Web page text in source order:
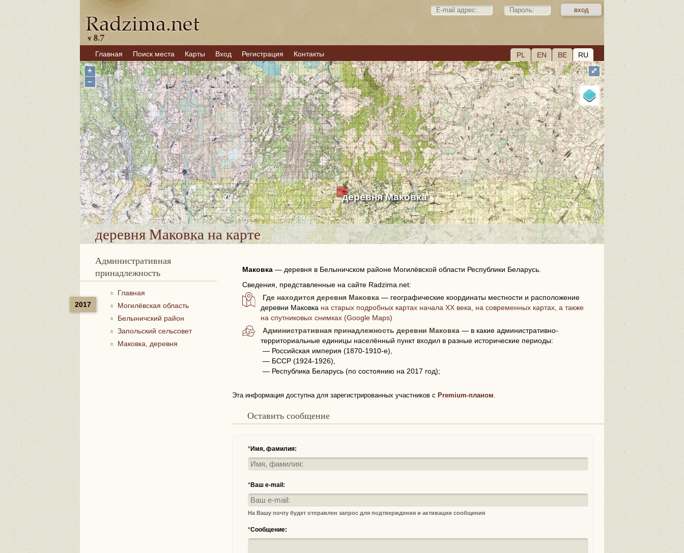
PL EN BE RU
Главная Поиск места Карты Вход Регистрация Контакты
деревня Маковка
+
−
⤢
деревня Маковкана карте
Административная
принадлежность
2017
Главная
Могилёвская область
Белыничский район
Запольский сельсовет
Маковка, деревня
Маковка— деревня в Белыничском районе Могилёвской области Республики Беларусь.
Сведения, представленные на сайте Radzima.net:
Где находится деревня Маковка — географические координаты местности и расположение
деревни Маковка на старых подробных картах начала XX века, на современных картах, а также
на спутниковых снимках (Google Maps)
Административная принадлежность деревни Маковка — в какие административно-
территориальные единицы населённый пункт входил в разные исторические периоды:
— Российская империя (1870-1910-е),
— БССР (1924-1926),
— Республика Беларусь (по состоянию на 2017 год);
Эта информация доступна для зарегистрированных участников с Premium-планом.
Оставить сообщение
*Имя, фамилия:
*Ваш e-mail:
На Вашу почту будет отправлен запрос для подтверждения и активации сообщения
*Сообщение: